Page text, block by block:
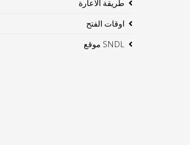
طريقة الاعارة
اوقات الفتح
SNDL موقع